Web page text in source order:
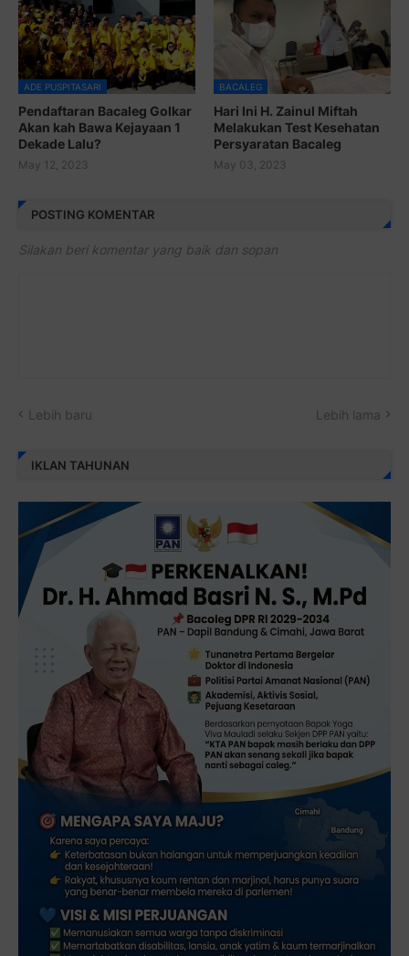
ADE PUSPITASARI
Pendaftaran Bacaleg Golkar
Akan kah Bawa Kejayaan 1
Dekade Lalu?
May 12, 2023
BACALEG
Hari Ini H. Zainul Miftah
Melakukan Test Kesehatan
Persyaratan Bacaleg
May 03, 2023
POSTING KOMENTAR
Silakan beri komentar yang baik dan sopan
Lebih baru Lebih lama
IKLAN TAHUNAN